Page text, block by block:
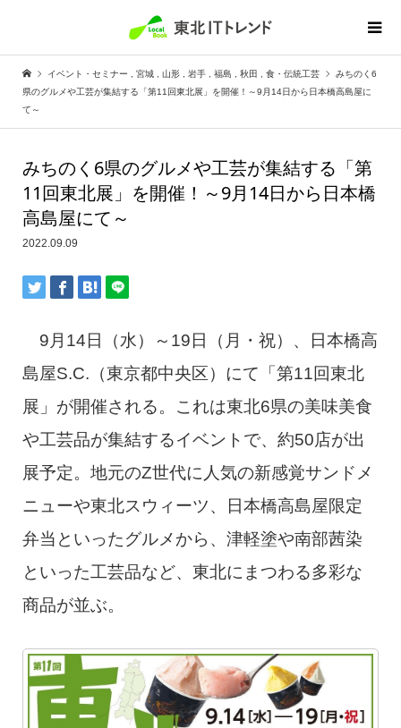
イベント・セミナー 宮城 山形 岩手 福島 秋田 食・伝統工芸
みちのく6
県のグルメや工芸が集結する「第11回東北展」を開催！～9月14日から日本橋高島屋に
て～
みちのく6県のグルメや工芸が集結する「第
11回東北展」を開催！～9月14日から日本橋
高島屋にて～
2022.09.09
9月14日（水）～19日（月・祝）、日本橋高
島屋S.C.（東京都中央区）にて「第11回東北
展」が開催される。これは東北6県の美味美食
や工芸品が集結するイベントで、約50店が出
展予定。地元のZ世代に人気の新感覚サンドメ
ニューや東北スウィーツ、日本橋高島屋限定
弁当といったグルメから、津軽塗や南部茜染
といった工芸品など、東北にまつわる多彩な
商品が並ぶ。